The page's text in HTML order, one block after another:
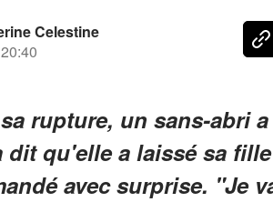
Celestine
20:40
rupture, un sans-abri
qu'elle a laissé sa
avec surprise. "Je